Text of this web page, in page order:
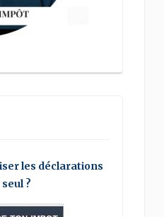
les déclarations
?